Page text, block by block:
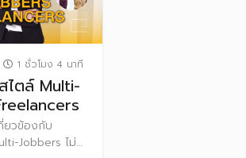
1 ชั่วโมง 4 นาที
ไตล์ Multi-
ยวข้องกับ
Jobbers ไม่